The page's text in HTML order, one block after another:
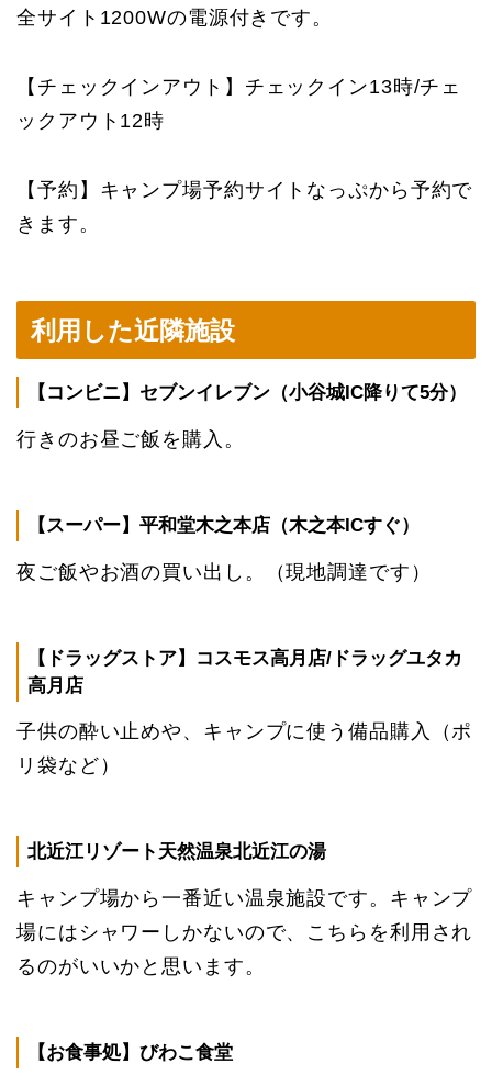
全サイト1200Wの電源付きです。
【チェックインアウト】チェックイン13時/チェ
ックアウト12時
【予約】キャンプ場予約サイトなっぷから予約で
きます。
利用した近隣施設
【コンビニ】セブンイレブン（小谷城IC降りて5分）
行きのお昼ご飯を購入。
【スーパー】平和堂木之本店（木之本ICすぐ）
夜ご飯やお酒の買い出し。（現地調達です）
【ドラッグストア】コスモス高月店/ドラッグユタカ
高月店
子供の酔い止めや、キャンプに使う備品購入（ポ
リ袋など）
北近江リゾート天然温泉北近江の湯
キャンプ場から一番近い温泉施設です。キャンプ
場にはシャワーしかないので、こちらを利用され
るのがいいかと思います。
【お食事処】びわこ食堂